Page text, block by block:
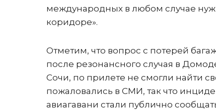
международных в любом случае
коридоре».
Отметим, что вопрос с потерей
после резонансного случая в
Сочи, по прилете не смогли найти
пожаловались в СМИ, так что
авиагавани стали публично